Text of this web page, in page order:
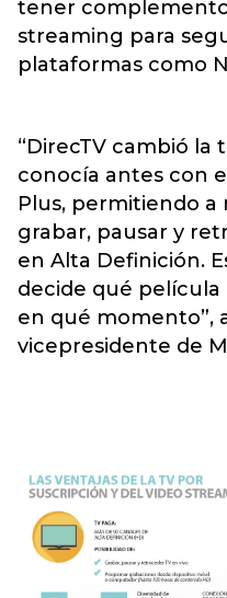
tener
streaming para
plataformas como
“DirecTV cambió la
conocía antes con
Plus, permitiendo a
grabar, pausar y
en Alta Definición.
decide qué
en qué momento”,
vicepresidente de